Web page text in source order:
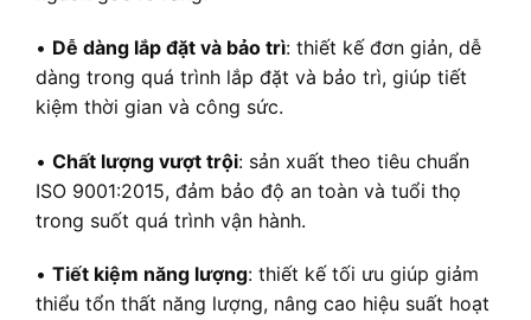
• Dễ dàng lắp đặt và bảo trì: thiết kế đơn giản, dễ
dàng trong quá trình lắp đặt và bảo trì, giúp tiết
kiệm thời gian và công sức.
• Chất lượng vượt trội: sản xuất theo tiêu chuẩn
ISO 9001:2015, đảm bảo độ an toàn và tuổi thọ
trong suốt quá trình vận hành.
• Tiết kiệm năng lượng: thiết kế tối ưu giúp giảm
thiểu tổn thất năng lượng, nâng cao hiệu suất hoạt